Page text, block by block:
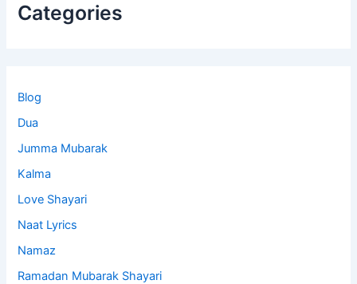
Categories
Blog
Dua
Jumma Mubarak
Kalma
Love Shayari
Naat Lyrics
Namaz
Ramadan Mubarak Shayari